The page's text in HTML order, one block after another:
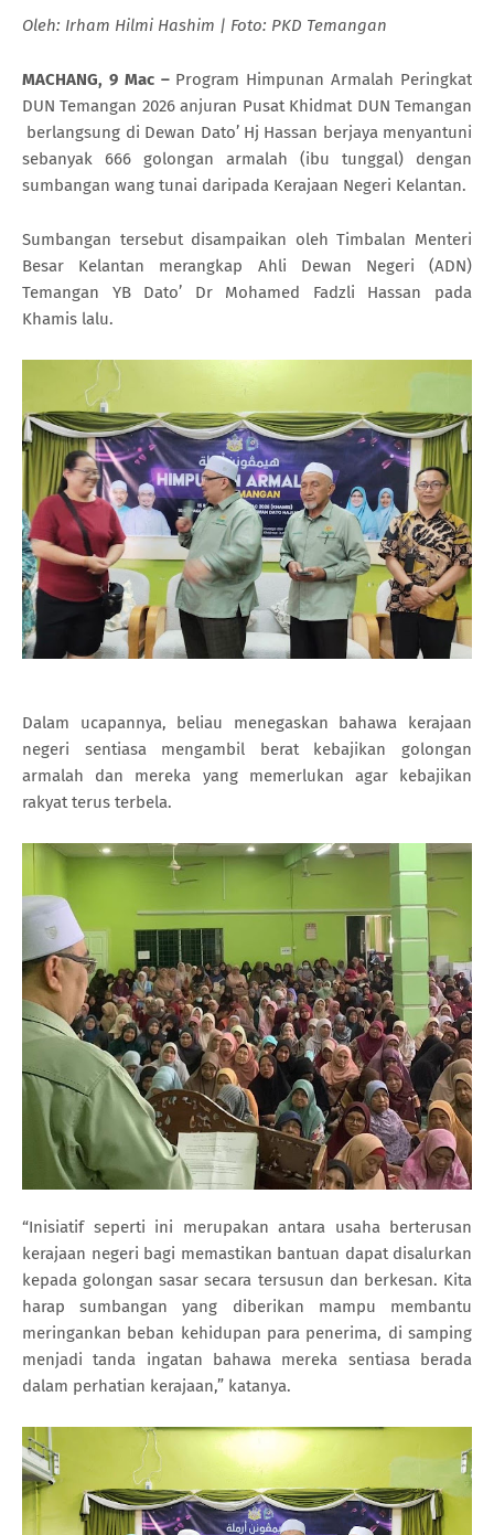
Oleh: Irham Hilmi Hashim | Foto: PKD Temangan
MACHANG, 9 Mac –Program Himpunan Armalah Peringkat
DUN Temangan 2026 anjuran Pusat Khidmat DUN Temangan
berlangsung di Dewan Dato’ Hj Hassan berjaya menyantuni
sebanyak 666 golongan armalah (ibu tunggal) dengan
sumbangan wang tunai daripada Kerajaan Negeri Kelantan.
Sumbangan tersebut disampaikan oleh Timbalan Menteri
Besar Kelantan merangkap Ahli Dewan Negeri (ADN)
Temangan YB Dato’ Dr Mohamed Fadzli Hassan pada
Khamis lalu.
Dalam ucapannya, beliau menegaskan bahawa kerajaan
negeri sentiasa mengambil berat kebajikan golongan
armalah dan mereka yang memerlukan agar kebajikan
rakyat terus terbela.
“Inisiatif seperti ini merupakan antara usaha berterusan
kerajaan negeri bagi memastikan bantuan dapat disalurkan
kepada golongan sasar secara tersusun dan berkesan. Kita
harap sumbangan yang diberikan mampu membantu
meringankan beban kehidupan para penerima, di samping
menjadi tanda ingatan bahawa mereka sentiasa berada
dalam perhatian kerajaan,” katanya.